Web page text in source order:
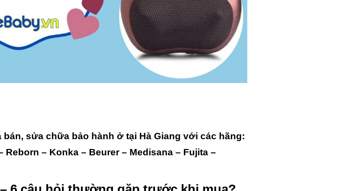
bán, sửa chữa bảo hành ở tại Hà Giang với các hãng:
Reborn – Konka – Beurer – Medisana – Fujita –